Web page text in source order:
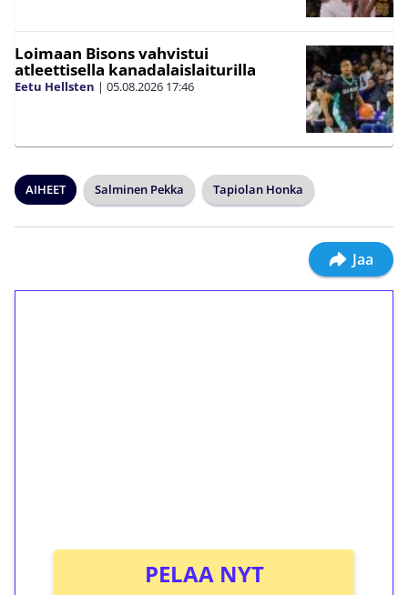
Loimaan Bisons vahvistui
atleettisella kanadalaislaiturilla
Eetu Hellsten | 05.08.2026 17:46
AIHEET Salminen Pekka Tapiolan Honka
Jaa
PELAA NYT